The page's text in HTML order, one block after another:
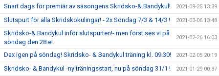
Snart dags för premiär av säsongens Skridsko-& Bandykul! 2021-09-25 13:39
Slutspurt för alla Skridskokulingar! - 2x Söndag 7/3 & 14/3 ! 2021-03-06 13:48
Skridsko-& Bandykul inför slutspurten!- men först ses vi på
söndag den 28:e!
2021-02-26 16:03
Dax igen på söndag! Skridsko- & Bandykul träning kl. 09.30! 2021-02-05 20:19
Skridsko- & Bandykul -ny träningsstart, nu på söndag 31/1 ! 2021-01-29 00:37